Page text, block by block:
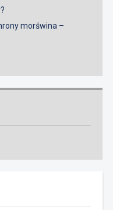
morświna –